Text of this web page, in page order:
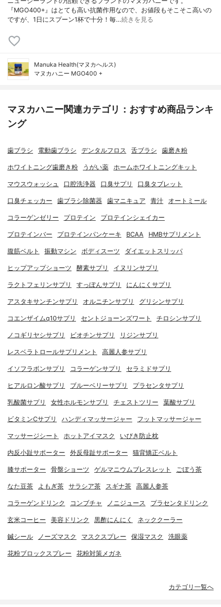
『MGO400+』はとても高い抗菌作用なので、お値段もそこそこ高いの
ですが、1日にスプーン1杯で十分！毎…続きを見る
Manuka Health(マヌカへルス)
マヌカハニー MGO400 +
マヌカハニー関連カテゴリ：おすすめ商品ランキ
ング
歯ブラシ 電動歯ブラシ デンタルフロス 舌ブラシ 歯磨き粉
ホワイトニング歯磨き粉 うがい薬 ホームホワイトニングキット
マウスウォッシュ 口腔洗浄器 口臭サプリ 口臭タブレット
口臭チェッカー 歯ブラシ除菌器 歯マニキュア 青汁 オートミール
コラーゲンゼリー プロテイン プロテインシェイカー
プロテインバー プロテインパンケーキ BCAA HMBサプリメント
腹筋ベルト 振動マシン ボディスーツ ダイエットスリッパ
ヒップアップショーツ 酵素サプリ イヌリンサプリ
ラクトフェリンサプリ すっぽんサプリ にんにくサプリ
アスタキサンチンサプリ オルニチンサプリ グリシンサプリ
コエンザイムq10サプリ セントジョーンズワート チロシンサプリ
ノコギリヤシサプリ ビオチンサプリ リジンサプリ
レスベラトロールサプリメント 高麗人参サプリ
イソフラボンサプリ コラーゲンサプリ セラミドサプリ
ヒアルロン酸サプリ ブルーベリーサプリ プラセンタサプリ
乳酸菌サプリ 女性ホルモンサプリ チェストツリー 葉酸サプリ
ビタミンCサプリ ハンディマッサージャー フットマッサージャー
マッサージシート ホットアイマスク いびき防止枕
内反小趾サポーター 外反母趾サポーター 猫背矯正ベルト
膝サポーター 骨盤ショーツ ゲルマニウムブレスレット ごぼう茶
なた豆茶 よもぎ茶 サラシア茶 スギナ茶 高麗人参茶
コラーゲンドリンク コンブチャ ノニジュース プラセンタドリンク
玄米コーヒー 美容ドリンク 黒酢にんにく ネッククーラー
鍼シール ノーズマスク マスクスプレー 保湿マスク 洗眼薬
花粉ブロックスプレー 花粉対策メガネ
カテゴリ一覧へ